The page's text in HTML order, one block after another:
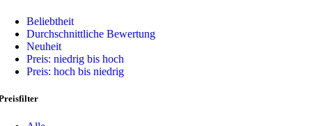
Beliebtheit
Durchschnittliche Bewertung
Neuheit
Preis: niedrig bis hoch
Preis: hoch bis niedrig